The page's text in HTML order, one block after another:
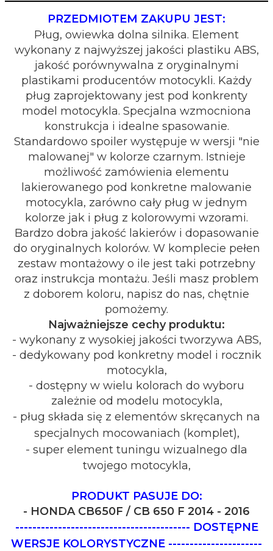
PRZEDMIOTEM ZAKUPU JEST:
Pług, owiewka dolna silnika. Element
wykonany z najwyższej jakości plastiku ABS,
jakość porównywalna z oryginalnymi
plastikami producentów motocykli. Każdy
pług zaprojektowany jest pod konkrenty
model motocykla. Specjalna wzmocniona
konstrukcja i idealne spasowanie.
Standardowo spoiler występuje w wersji "nie
malowanej" w kolorze czarnym. Istnieje
możliwość zamówienia elementu
lakierowanego pod konkretne malowanie
motocykla, zarówno cały pług w jednym
kolorze jak i pług z kolorowymi wzorami.
Bardzo dobra jakość lakierów i dopasowanie
do oryginalnych kolorów. W komplecie pełen
zestaw montażowy o ile jest taki potrzebny
oraz instrukcja montażu. Jeśli masz problem
z doborem koloru, napisz do nas, chętnie
pomożemy.
Najważniejsze cechy produktu:
- wykonany z wysokiej jakości tworzywa ABS,
- dedykowany pod konkretny model i rocznik
motocykla,
- dostępny w wielu kolorach do wyboru
zależnie od modelu motocykla,
- pług składa się z elementów skręcanych na
specjalnych mocowaniach (komplet),
- super element tuningu wizualnego dla
twojego motocykla,
PRODUKT PASUJE DO:
- HONDA CB650F / CB 650 F 2014 - 2016
----------------------------------------- DOSTĘPNE
WERSJE KOLORYSTYCZNE ----------------------